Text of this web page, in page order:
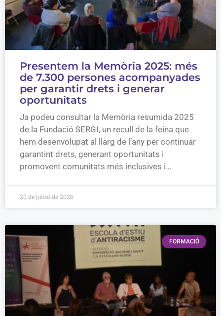
Presentem la Memòria 2025: més
de 7.300 persones acompanyades
per garantir drets i generar
oportunitats
Ja podeu consultar la Memòria resumida 2025
de la Fundació SERGI, un recull de la feina que
hem desenvolupat al llarg de l’any per continuar
garantint drets, generant oportunitats i
promovent comunitats més inclusives i…
20 de juliol de 2026
FORMACIÓ